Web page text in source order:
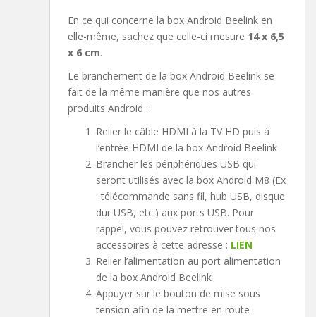
En ce qui concerne la box Android Beelink en
elle-même, sachez que celle-ci mesure 14 x 6,5
x 6 cm.
Le branchement de la box Android Beelink se
fait de la même manière que nos autres
produits Android :
Relier le câble HDMI à la TV HD puis à
l’entrée HDMI de la box Android Beelink
Brancher les périphériques USB qui
seront utilisés avec la box Android M8 (Ex
: télécommande sans fil, hub USB, disque
dur USB, etc.) aux ports USB. Pour
rappel, vous pouvez retrouver tous nos
accessoires à cette adresse : LIEN
Relier l’alimentation au port alimentation
de la box Android Beelink
Appuyer sur le bouton de mise sous
tension afin de la mettre en route